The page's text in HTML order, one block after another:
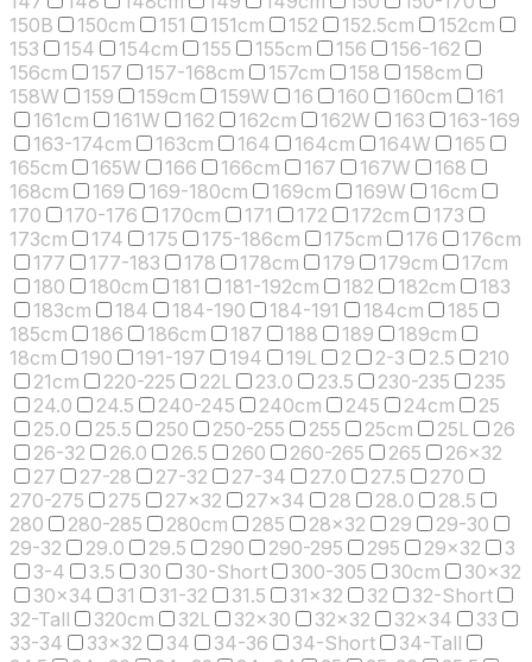
150B
150cm 151 151cm 152 152.5cm
152cm
153
154 154cm 155 155cm 156
156-162
156cm
157 157-168cm 157cm 158
158cm
158W
159 159cm 159W 16 160 160cm
161
161cm
161W 162 162cm 162W 163
163-169
163-174cm
163cm 164 164cm 164W
165
165cm
165W 166 166cm 167 167W
168
168cm
169 169-180cm 169cm 169W
16cm
170
170-176 170cm 171 172 172cm
173
173cm
174 175 175-186cm 175cm 176
176cm
177
177-183 178 178cm 179 179cm
17cm
180
180cm 181 181-192cm 182 182cm
183
183cm
184 184-190 184-191 184cm
185
185cm
186 186cm 187 188 189
189cm
18cm
190 191-197 194 19L 2 2-3 2.5
210
21cm
220-225 22L 23.0 23.5 230-235
235
24.0
24.5 240-245 240cm 245 24cm
25
25.0
25.5 250 250-255 255 25cm 25L
26
26-32
26.0 26.5 260 260-265 265
26x32
27
27-28 27-32 27-34 27.0 27.5
270
270-275
275 27x32 27x34 28 28.0
28.5
280
280-285 280cm 285 28x32 29
29-30
29-32
29.0 29.5 290 290-295 295 29x32
3
3-4
3.5 30 30-Short 300-305 30cm
30x32
30x34
31 31-32 31.5 31x32 32
32-Short
32-Tall
320cm 32L 32x30 32x32 32x34
33
33-34
33x32 34 34-36 34-Short
34-Tall